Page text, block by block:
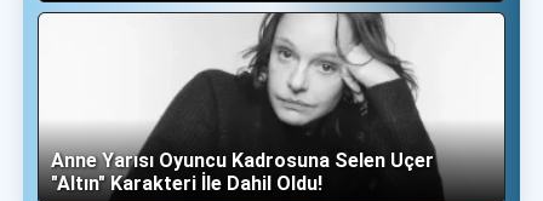
Anne Yarısı Oyuncu Kadrosuna Selen Uçer
"Altın" Karakteri İle Dahil Oldu!